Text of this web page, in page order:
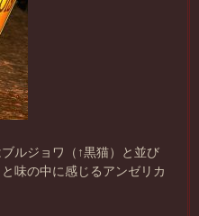
ルジョワ（↑黒猫）と並び
味の中に感じるアンゼリカ